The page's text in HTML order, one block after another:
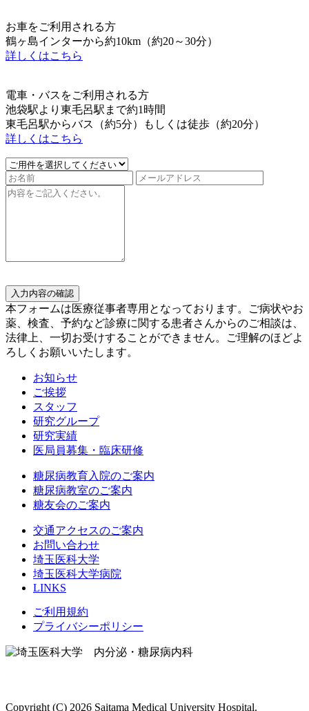
お車をご利用される方
鶴ヶ島インターから約10km（約20～30分）
詳しくはこちら
電車・バスをご利用される方
池袋駅より東毛呂駅まで約1時間
東毛呂駅からバス（約5分）もしくは徒歩（約20分）
詳しくはこちら
入力内容の確認
本フォームは医療従事者専用となっております。ご病状やお
薬、検査、予約など診療に関する患者さんからのご相談は、
法律上、一切お受けすることができません。ご理解のほどよ
ろしくお願いいたします。
お知らせ
ご挨拶
スタッフ
研究グループ
研究実績
医局員募集・臨床研修
糖尿病教育入院のご案内
糖尿病教室のご案内
糖友会のご案内
交通アクセスのご案内
お問い合わせ
埼玉医科大学
埼玉医科大学病院
LINKS
ご利用規約
プライバシーポリシー
Copyright (C) 2026 Saitama Medical University Hospital.